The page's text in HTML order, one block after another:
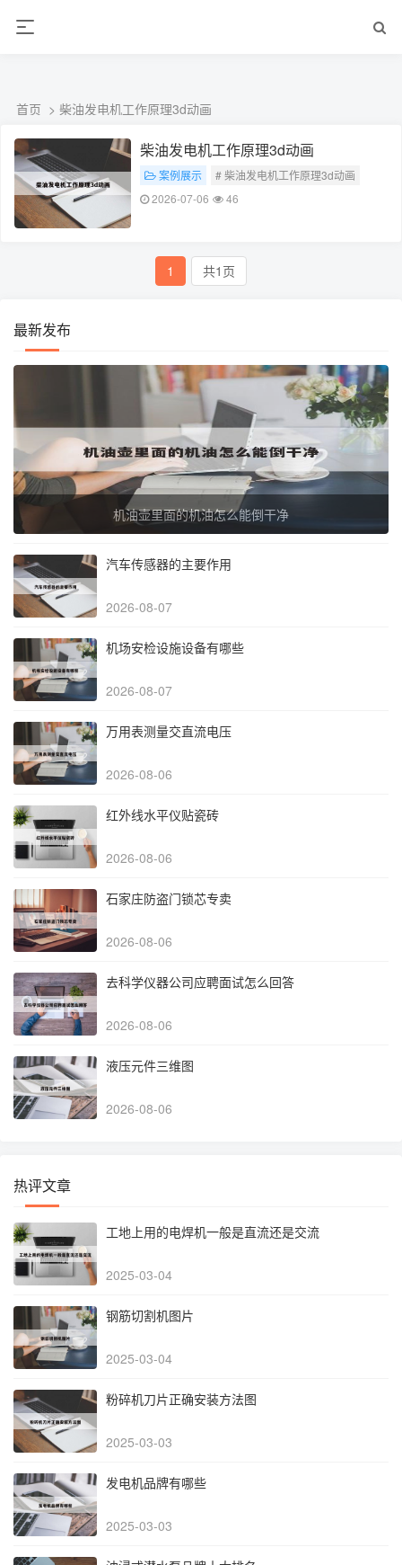
材经营部
首页 > 柴油发电机工作原理3d动画
柴油发电机工作原理3d动画
案例展示
# 柴油发电机工作原理3d动画
2026-07-06
46
1 共1页
最新发布
机油壶里面的机油怎么能倒干净
汽车传感器的主要作用
2026-08-07
机场安检设施设备有哪些
2026-08-07
万用表测量交直流电压
2026-08-06
红外线水平仪贴瓷砖
2026-08-06
石家庄防盗门锁芯专卖
2026-08-06
去科学仪器公司应聘面试怎么回答
2026-08-06
液压元件三维图
2026-08-06
热评文章
工地上用的电焊机一般是直流还是交流
2025-03-04
钢筋切割机图片
2025-03-04
粉碎机刀片正确安装方法图
2025-03-03
发电机品牌有哪些
2025-03-03